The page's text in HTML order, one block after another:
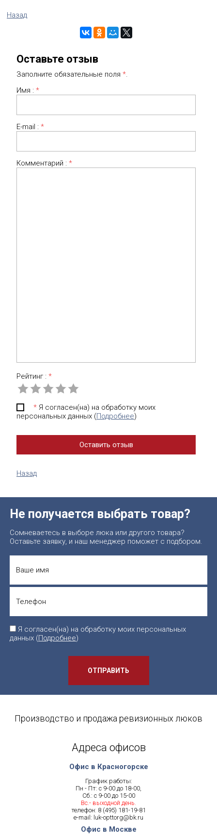
Назад
Оставьте отзыв
Заполните обязательные поля *.
Имя : *
E-mail : *
Комментарий : *
Рейтинг : *
* Я согласен(на) на обработку моих
персональных данных (Подробнее)
Назад
Не получается выбрать товар?
Сомневаетесь в выборе люка или другого товара?
Оставьте заявку, и наш менеджер поможет с подбором.
Я согласен(на) на обработку моих персональных
данных (Подробнее)
ОТПРАВИТЬ
Производство и продажа ревизионных люков
Адреса офисов
Офис в Красногорске
График работы:
Пн - Пт: с 9-00 до 18-00,
Сб.: с 9-00 до 15-00
Вс.- выходной день.
телефон: 8 (495) 181-19-81
e-mail: luk-opttorg@bk.ru
Офис в Москве